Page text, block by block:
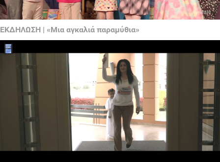
ΕΚΔΗΛΩΣΗ | «Μια αγκαλιά παραμύθια»